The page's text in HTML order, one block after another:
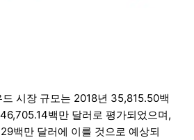
시장 규모는 2018년 35,815.50백
백만 달러로 평가되었으며,
백만 달러에 이를 것으로 예상되